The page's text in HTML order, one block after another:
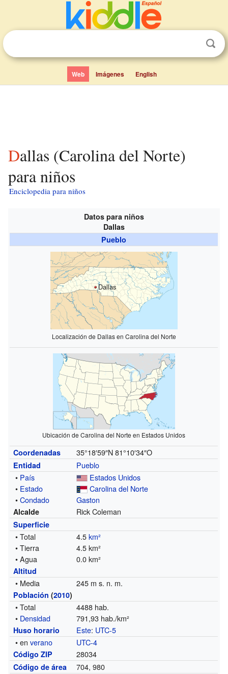
Web Imágenes English
Dallas (Carolina del Norte)
para niños
Enciclopedia para niños
Datos para niños
Dallas
Pueblo
Dallas
Localización de Dallas en Carolina del Norte
Ubicación de Carolina del Norte en Estados Unidos
Coordenadas 35°18′59″N 81°10′34″O
Entidad
Pueblo
• País
Estados Unidos
• Estado
Carolina del Norte
•Condado Gaston
Alcalde Rick Coleman
Superficie
• Total 4.5km²
• Tierra
4.5 km²
• Agua
0.0 km²
Altitud
• Media 245 m s. n. m.
Población (2010)
• Total
4488 hab.
• Densidad 791,93 hab./km²
Huso horario Este: UTC-5
• enverano UTC-4
Código ZIP 28034
Código de área
704, 980